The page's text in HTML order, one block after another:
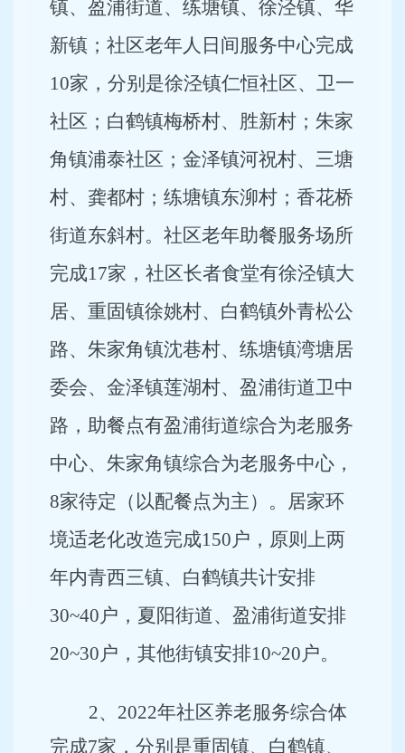
镇、盈浦街道、练塘镇、徐泾镇、华
新镇；社区老年人日间服务中心完成
10家，分别是徐泾镇仁恒社区、卫一
社区；白鹤镇梅桥村、胜新村；朱家
角镇浦泰社区；金泽镇河祝村、三塘
村、龚都村；练塘镇东泖村；香花桥
街道东斜村。社区老年助餐服务场所
完成17家，社区长者食堂有徐泾镇大
居、重固镇徐姚村、白鹤镇外青松公
路、朱家角镇沈巷村、练塘镇湾塘居
委会、金泽镇莲湖村、盈浦街道卫中
路，助餐点有盈浦街道综合为老服务
中心、朱家角镇综合为老服务中心，
8家待定（以配餐点为主）。居家环
境适老化改造完成150户，原则上两
年内青西三镇、白鹤镇共计安排
30~40户，夏阳街道、盈浦街道安排
20~30户，其他街镇安排10~20户。
2、2022年社区养老服务综合体
完成7家，分别是重固镇、白鹤镇、